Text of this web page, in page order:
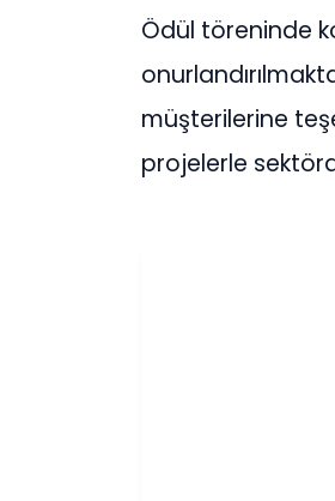
Ödül töreninde
müşterilerine
projelerle